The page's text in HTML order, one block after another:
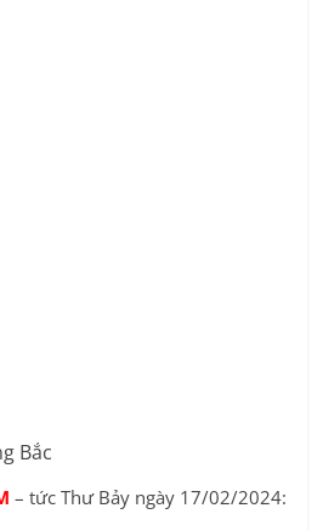
Bắc
– tức Thư Bảy ngày 17/02/2024: